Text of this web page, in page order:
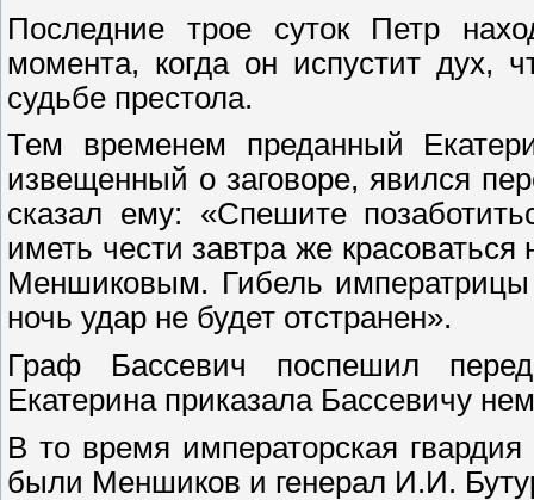
Последние трое суток Петр
момента, когда он испустит дух,
судьбе престола.
Тем временем преданный
извещенный о заговоре, явился
сказал ему: «Спешите
иметь чести завтра же
Меншиковым. Гибель
ночь удар не будет отстранен».
Граф Бассевич поспешил
Екатерина приказала Бассевичу
В то время императорская
были Меншиков и генерал И.И.